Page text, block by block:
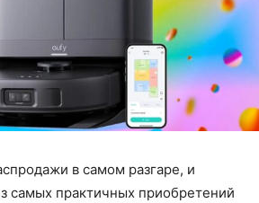
в самом разгаре, и
самых практичных приобретений